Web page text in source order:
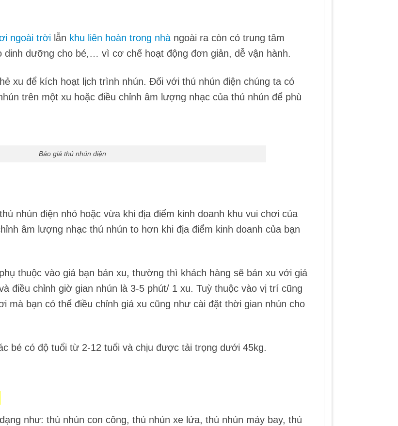
ngoài trời lẫn khu liên hoàn trong nhà ngoài ra còn có trung tâm
dinh dưỡng cho bé,… vì cơ chế hoạt động đơn giản, dễ vận hành.
xu để kích hoạt lịch trình nhún. Đối với thú nhún điện chúng ta có
trên một xu hoặc điều chỉnh âm lượng nhạc của thú nhún để phù
Báo giá thú nhún điện
nhún điện nhỏ hoặc vừa khi địa điểm kinh doanh khu vui chơi của
âm lượng nhạc thú nhún to hơn khi địa điểm kinh doanh của bạn
thuộc vào giá bạn bán xu, thường thì khách hàng sẽ bán xu với giá
điều chỉnh giờ gian nhún là 3-5 phút/ 1 xu. Tuỳ thuộc vào vị trí cũng
mà bạn có thể điều chỉnh giá xu cũng như cài đặt thời gian nhún cho
bé có độ tuổi từ 2-12 tuổi và chịu được tải trọng dưới 45kg.
như: thú nhún con công, thú nhún xe lửa, thú nhún máy bay, thú